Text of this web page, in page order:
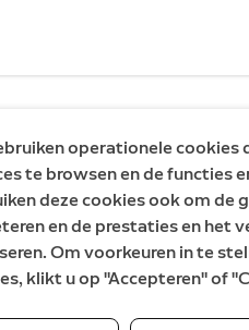
operationele cookies
te browsen en de functies
deze cookies ook om de
en de prestaties en het
Om voorkeuren in te
klikt u op "Accepteren" of